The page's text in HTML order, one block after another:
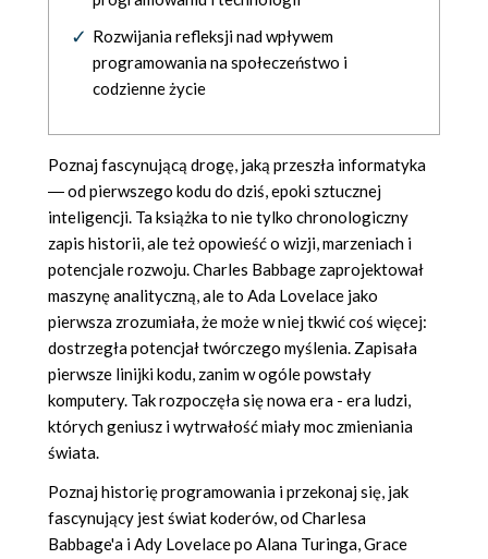
Rozwijania refleksji nad wpływem
programowania na społeczeństwo i
codzienne życie
Poznaj fascynującą drogę, jaką przeszła informatyka
― od pierwszego kodu do dziś, epoki sztucznej
inteligencji. Ta książka to nie tylko chronologiczny
zapis historii, ale też opowieść o wizji, marzeniach i
potencjale rozwoju. Charles Babbage zaprojektował
maszynę analityczną, ale to Ada Lovelace jako
pierwsza zrozumiała, że może w niej tkwić coś więcej:
dostrzegła potencjał twórczego myślenia. Zapisała
pierwsze linijki kodu, zanim w ogóle powstały
komputery. Tak rozpoczęła się nowa era - era ludzi,
których geniusz i wytrwałość miały moc zmieniania
świata.
Poznaj historię programowania i przekonaj się, jak
fascynujący jest świat koderów, od Charlesa
Babbage'a i Ady Lovelace po Alana Turinga, Grace